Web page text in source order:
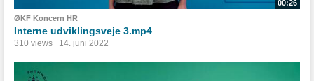
00:26
ØKF Koncern HR
Interne udviklingsveje 3.mp4
310 views 14. juni 2022